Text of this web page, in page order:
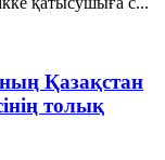
Қазақстан
толық